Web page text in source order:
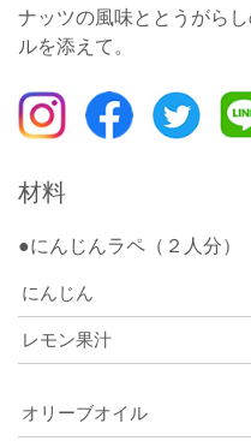
ナッツの風味ととうがら
ルを添えて。
材料
●にんじんラペ（２人分）
にんじん
レモン果汁
オリーブオイル